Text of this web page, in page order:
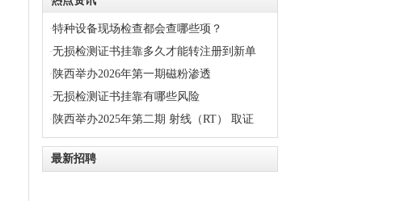
·特种设备现场检查都会查哪些项？
·无损检测证书挂靠多久才能转注册到新单
位
· 陕西举办2026年第一期磁粉渗透
（MT/PT）取（换）证考试时间
·无损检测证书挂靠有哪些风险
· 陕西举办2025年第二期 射线（RT） 取证
最新招聘